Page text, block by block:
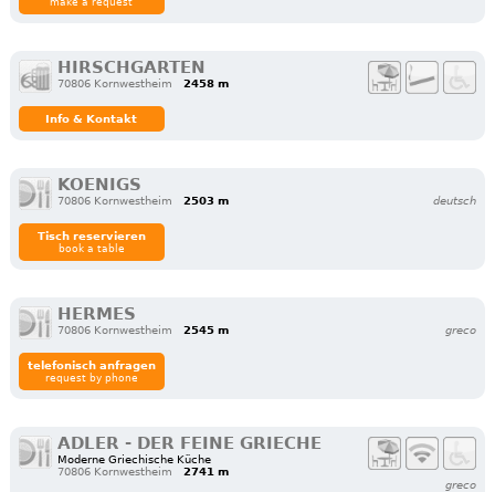
HIRSCHGARTEN
70806 Kornwestheim 2458 m
Info & Kontakt
KOENIGS
70806 Kornwestheim 2503 m deutsch
Tisch reservieren
book a table
HERMES
70806 Kornwestheim 2545 m greco
telefonisch anfragen
request by phone
ADLER - DER FEINE GRIECHE
Moderne Griechische Küche
70806 Kornwestheim
2741 m
greco